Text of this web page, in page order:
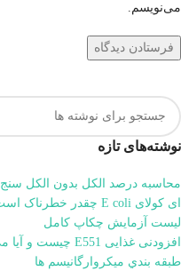
می‌نویسم.
نوشته‌های تازه
محاسبه درصد الکل بدون الکل سنج
ای کولای E coli چقدر خطرناک است؟
لیست آزمایش چکاپ کامل
افزودنی غذایی E551 چیست و آیا می‌تواند بیماری سلیاک را تشدید کند؟
طبقه بندي میکروارگانیسم ها